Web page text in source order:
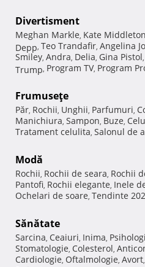
Divertisment
Meghan Markle, Kate Middleton
Depp, Teo Trandafir, Angelina
Smiley, Andra, Delia, Gina Pistol,
Trump, Program TV, Program
Frumuseţe
Păr, Rochii, Unghii, Parfumuri,
Manichiura, Sampon, Buze,
Tratament celulita, Salonul de
Modă
Rochii, Rochii de seara, Rochii
Pantofi, Rochii elegante, Inele
Ochelari de soare, Tendinte
Sănătate
Sarcina, Ceaiuri, Inima,
Stomatologie, Colesterol,
Cardiologie, Oftalmologie, Avort,